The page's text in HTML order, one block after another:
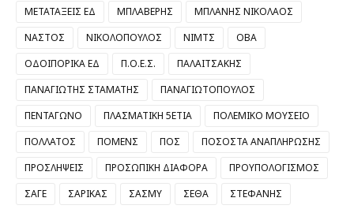
ΜΕΤΑΤΑΞΕΙΣ ΕΔ
ΜΠΛΑΒΕΡΗΣ
ΜΠΛΑΝΗΣ ΝΙΚΟΛΑΟΣ
ΝΑΣΤΟΣ
ΝΙΚΟΛΟΠΟΥΛΟΣ ΝΙΜΤΣ
ΟΒΑ
ΟΔΟΙΠΟΡΙΚΑ ΕΔ
Π.Ο.Ε.Σ.
ΠΑΛΑΙΤΣΑΚΗΣ
ΠΑΝΑΓΙΩΤΗΣ ΣΤΑΜΑΤΗΣ
ΠΑΝΑΓΙΩΤΟΠΟΥΛΟΣ
ΠΕΝΤΑΓΩΝΟ
ΠΛΑΣΜΑΤΙΚΗ 5ΕΤΙΑ
ΠΟΛΕΜΙΚΟ ΜΟΥΣΕΙΟ
ΠΟΛΛΑΤΟΣ
ΠΟΜΕΝΣ ΠΟΣ
ΠΟΣΟΣΤΑ ΑΝΑΠΛΗΡΩΣΗΣ
ΠΡΟΣΛΗΨΕΙΣ
ΠΡΟΣΩΠΙΚΗ ΔΙΑΦΟΡΑ
ΠΡΟΥΠΟΛΟΓΙΣΜΟΣ
ΣΑΓΕ
ΣΑΡΙΚΑΣ ΣΑΣΜΥ ΣΕΘΑ ΣΤΕΦΑΝΗΣ